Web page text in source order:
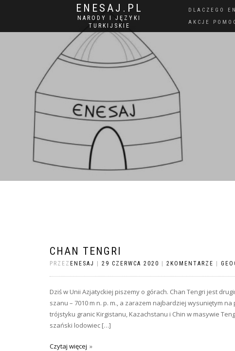
ENESAJ.PL
NARODY I JĘZYKI
TURKIJSKIE
DLACZEGO
AKCJE
CHAN TENGRI
PRZEZ ENESAJ 29 CZERWCA 2020 2KOMENTARZE
Dziś w Unii Azjatyckiej piszemy o górach. Chan Tengri jest
szanu – 7010 m n. p. m., a zarazem najbardziej wysuniętym
trójstyku granic Kirgistanu, Kazachstanu i Chin w masywie
szański lodowiec […]
Czytaj więcej